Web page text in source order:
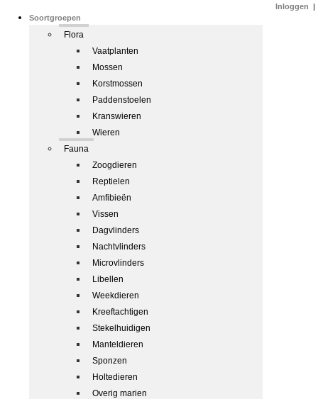
Soortgroepen
Flora
Vaatplanten
Mossen
Korstmossen
Paddenstoelen
Kranswieren
Wieren
Fauna
Zoogdieren
Reptielen
Amfibieën
Vissen
Dagvlinders
Nachtvlinders
Microvlinders
Libellen
Weekdieren
Kreeftachtigen
Stekelhuidigen
Manteldieren
Sponzen
Holtedieren
Overig marien
Inloggen |